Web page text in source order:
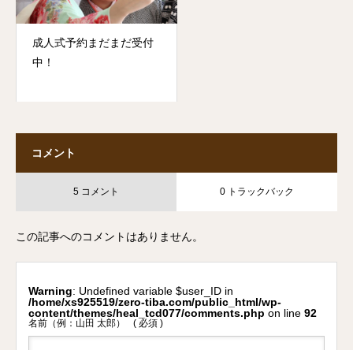
成人式予約まだまだ受付
中！
コメント
5 コメント 0 トラックバック
この記事へのコメントはありません。
Warning
: Undefined variable $user_ID in
/home/xs925519/zero-tiba.com/public_html/wp-
content/themes/heal_tcd077/comments.php on line 92
名前（例：山田 太郎） ( 必須 )